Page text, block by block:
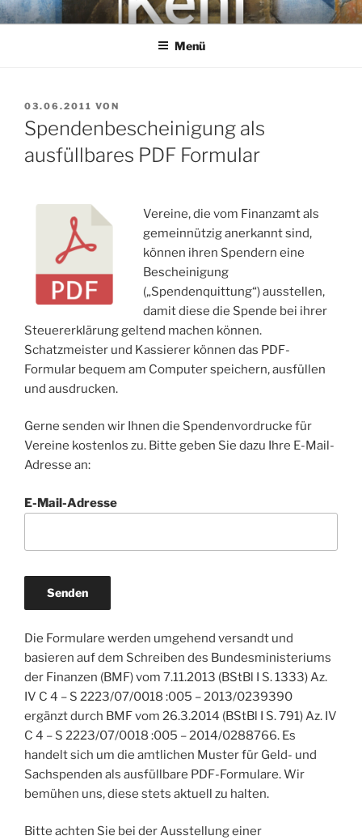
Zum
InhaltKEHL
Rechtsanwaltsgesellschaft mbH
Menü
VERÖFFENTLICHT
AM
03.06.2011 VON
Spendenbescheinigung als
ausfüllbares PDF Formular
Vereine, die vom Finanzamt als
gemeinnützig anerkannt sind,
können ihren Spendern eine
Bescheinigung
(„Spendenquittung“) ausstellen,
damit diese die Spende bei ihrer
Steuererklärung geltend machen können.
Schatzmeister und Kassierer können das PDF-
Formular bequem am Computer speichern, ausfüllen
und ausdrucken.
Gerne senden wir Ihnen die Spendenvordrucke für
Vereine kostenlos zu. Bitte geben Sie dazu Ihre E-Mail-
Adresse an:
E-Mail-Adresse
Die Formulare werden umgehend versandt und
basieren auf dem Schreiben des Bundesministeriums
der Finanzen (BMF) vom 7.11.2013 (BStBl I S. 1333) Az.
IV C 4 – S 2223/07/0018 :005 – 2013/0239390
ergänzt durch BMF vom 26.3.2014 (BStBl I S. 791) Az. IV
C 4 – S 2223/07/0018 :005 – 2014/0288766. Es
handelt sich um die amtlichen Muster für Geld- und
Sachspenden als ausfüllbare PDF-Formulare. Wir
bemühen uns, diese stets aktuell zu halten.
Bitte achten Sie bei der Ausstellung einer